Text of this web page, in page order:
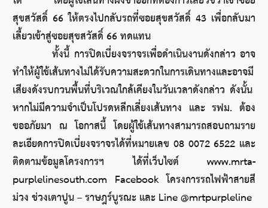
สุขสวัสดิ์ 66 ให้ตรงไปกลับรถที่ซอยสุขสวัสดิ์ 43 เพื่อกลับมา
เลี้ยวเข้าสู่ซอยสุขสวัสดิ์ 66 ทดแทน
         ทั้งนี้ การปิดเบี่ยงจราจรเพื่อดำเนินงานดังกล่าว อาจ
ทำให้ผู้ใช้เส้นทางไม่ได้รับความสะดวกในการเดินทางและอาจมี
เสียงดังรบกวนพื้นที่บริเวณใกล้เคียงในวันเวลาดังกล่าว ดังนั้น
หากไม่มีความจำเป็นโปรดหลีกเลี่ยงเส้นทาง และ รฟม. ต้อง
ขออภัยมา ณ โอกาสนี้ โดยผู้ใช้เส้นทางสามารถสอบถามราย
ละเอียดการปิดเบี่ยงจราจรได้ที่หมายเลข 08 0072 6522 และ
ติดตามข้อมูลโครงการฯ ได้ที่เว็บไซต์ www.mrta-
purplelinesouth.com Facebook โครงการรถไฟฟ้าสายสี
ม่วง ช่วงเตาปูน – ราษฎร์บูรณะ และ Line @mrtpurpleline